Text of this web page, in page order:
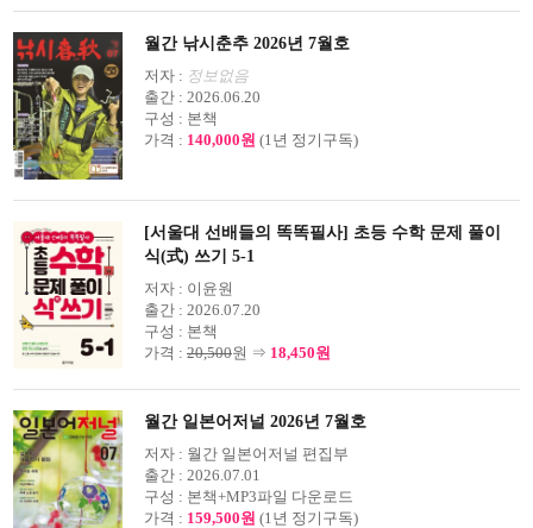
월간 낚시춘추 2026년 7월호
저자 : 정보없음
출간 : 2026.06.20
구성 : 본책
가격 : 140,000원 (1년 정기구독)
[서울대 선배들의 똑똑필사] 초등 수학 문제 풀이
식(式) 쓰기 5-1
저자 : 이윤원
출간 : 2026.07.20
구성 : 본책
가격 : 20,500원 ⇒ 18,450원
월간 일본어저널 2026년 7월호
저자 : 월간 일본어저널 편집부
출간 : 2026.07.01
구성 : 본책+MP3파일 다운로드
가격 : 159,500원 (1년 정기구독)